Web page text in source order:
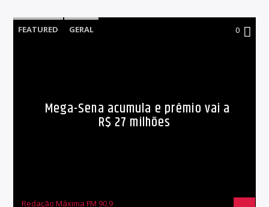
FEATURED GERAL 0
Mega-Sena acumula e prêmio vai a
R$ 27 milhões
Redação Máxima FM 90,9